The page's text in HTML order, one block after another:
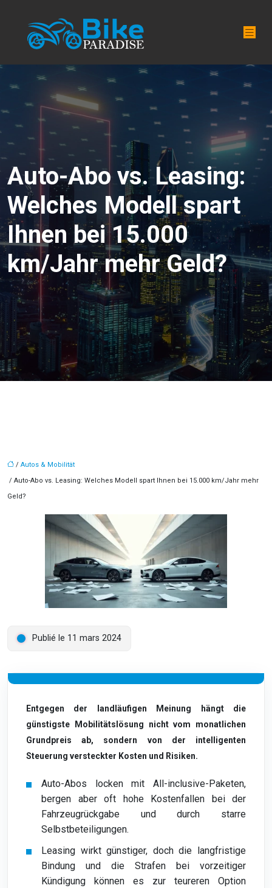
Auto-Abo vs. Leasing:
Welches Modell spart
Ihnen bei 15.000
km/Jahr mehr Geld?
/ Autos & Mobilität
/ Auto-Abo vs. Leasing: Welches Modell spart Ihnen bei 15.000 km/Jahr mehr
Geld?
Publié le 11 mars 2024
Entgegen der landläufigen Meinung hängt die
günstigste Mobilitätslösung nicht vom monatlichen
Grundpreis ab, sondern von der intelligenten
Steuerung versteckter Kosten und Risiken.
Auto-Abos locken mit All-inclusive-Paketen,
bergen aber oft hohe Kostenfallen bei der
Fahrzeugrückgabe und durch starre
Selbstbeteiligungen.
Leasing wirkt günstiger, doch die langfristige
Bindung und die Strafen bei vorzeitiger
Kündigung können es zur teureren Option